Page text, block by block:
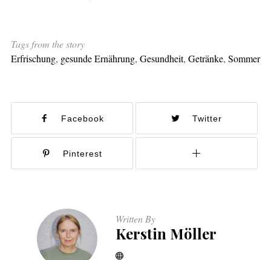
Tags from the story
Erfrischung, gesunde Ernährung, Gesundheit, Getränke, Sommer
Facebook Twitter
Pinterest
Written By
Kerstin Möller